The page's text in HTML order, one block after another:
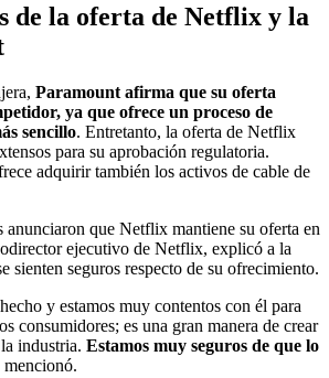
de la oferta de Netflix y la
Paramount afirma que su oferta
ya que ofrece un proceso de
sencillo. Entretanto, la oferta de Netflix
para su aprobación regulatoria.
adquirir también los activos de cable de
anunciaron que Netflix mantiene su oferta en
ejecutivo de Netflix, explicó a la
sienten seguros respecto de su ofrecimiento.
y estamos muy contentos con él para
consumidores; es una gran manera de crear
industria. Estamos muy seguros de que lo
mencionó.